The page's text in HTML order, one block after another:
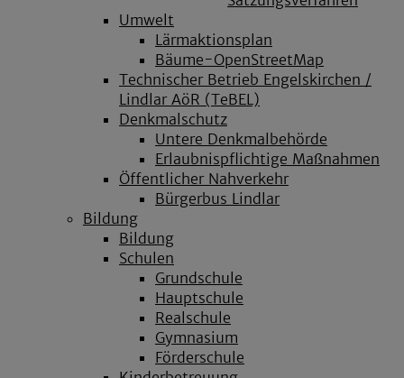
Umwelt
Lärmaktionsplan
Bäume-OpenStreetMap
Technischer Betrieb Engelskirchen /
Lindlar AöR (TeBEL)
Denkmalschutz
Untere Denkmalbehörde
Erlaubnispflichtige Maßnahmen
Öffentlicher Nahverkehr
Bürgerbus Lindlar
Bildung
Bildung
Schulen
Grundschule
Hauptschule
Realschule
Gymnasium
Förderschule